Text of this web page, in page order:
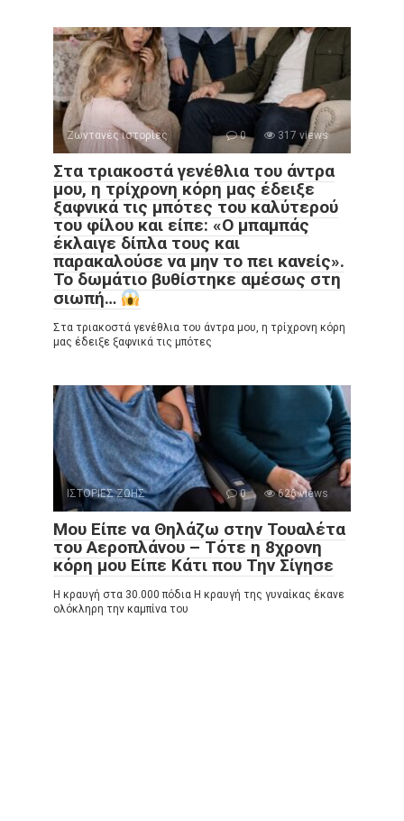
Ζωντανές ιστορίες 0 317 views
Στα τριακοστά γενέθλια του άντρα
μου, η τρίχρονη κόρη μας έδειξε
ξαφνικά τις μπότες του καλύτερού
του φίλου και είπε: «Ο μπαμπάς
έκλαιγε δίπλα τους και
παρακαλούσε να μην το πει κανείς».
Το δωμάτιο βυθίστηκε αμέσως στη
σιωπή…
Στα τριακοστά γενέθλια του άντρα μου, η τρίχρονη κόρη
μας έδειξε ξαφνικά τις μπότες
ΙΣΤΟΡΙΕΣ ΖΩΗΣ 0 626 views
Μου Είπε να Θηλάζω στην Τουαλέτα
του Αεροπλάνου – Τότε η 8χρονη
κόρη μου Είπε Κάτι που Την Σίγησε
Η κραυγή στα 30.000 πόδια Η κραυγή της γυναίκας έκανε
ολόκληρη την καμπίνα του